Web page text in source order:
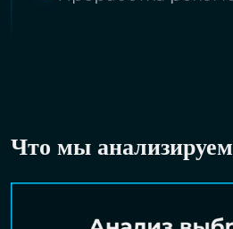
Что мы анализируем